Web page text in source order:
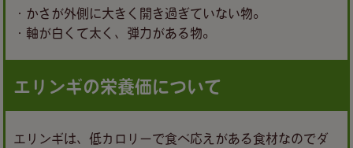
・かさが外側に大きく開き過ぎていない物。
・軸が白くて太く、弾力がある物。
エリンギの栄養価について
エリンギは、低カロリーで食べ応えがある食材なのでダ